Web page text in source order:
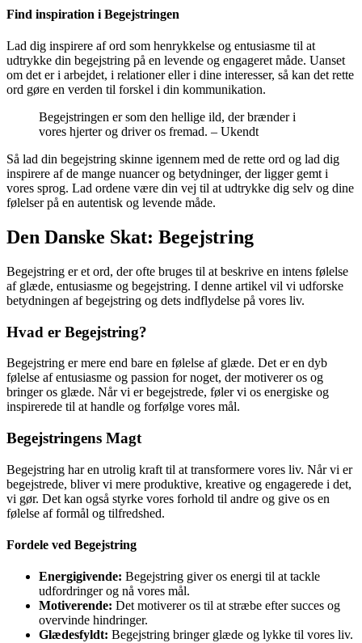
Find inspiration i Begejstringen
Lad dig inspirere af ord som henrykkelse og entusiasme til at
udtrykke din begejstring på en levende og engageret måde. Uanset
om det er i arbejdet, i relationer eller i dine interesser, så kan det rette
ord gøre en verden til forskel i din kommunikation.
Begejstringen er som den hellige ild, der brænder i
vores hjerter og driver os fremad. – Ukendt
Så lad din begejstring skinne igennem med de rette ord og lad dig
inspirere af de mange nuancer og betydninger, der ligger gemt i
vores sprog. Lad ordene være din vej til at udtrykke dig selv og dine
følelser på en autentisk og levende måde.
Den Danske Skat: Begejstring
Begejstring er et ord, der ofte bruges til at beskrive en intens følelse
af glæde, entusiasme og begejstring. I denne artikel vil vi udforske
betydningen af begejstring og dets indflydelse på vores liv.
Hvad er Begejstring?
Begejstring er mere end bare en følelse af glæde. Det er en dyb
følelse af entusiasme og passion for noget, der motiverer os og
bringer os glæde. Når vi er begejstrede, føler vi os energiske og
inspirerede til at handle og forfølge vores mål.
Begejstringens Magt
Begejstring har en utrolig kraft til at transformere vores liv. Når vi er
begejstrede, bliver vi mere produktive, kreative og engagerede i det,
vi gør. Det kan også styrke vores forhold til andre og give os en
følelse af formål og tilfredshed.
Fordele ved Begejstring
Energigivende: Begejstring giver os energi til at tackle
udfordringer og nå vores mål.
Motiverende: Det motiverer os til at stræbe efter succes og
overvinde hindringer.
Glædesfyldt: Begejstring bringer glæde og lykke til vores liv.